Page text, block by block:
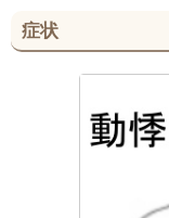
症状